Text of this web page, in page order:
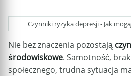
Czynniki ryzyka depresji - Jak
Nie bez znaczenia pozostają
środowiskowe. Samotność,
społecznego, trudna sytuacja